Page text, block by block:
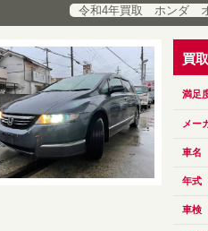
令和4年買取 ホンダ
買
満足
メー
車名
年式
車検